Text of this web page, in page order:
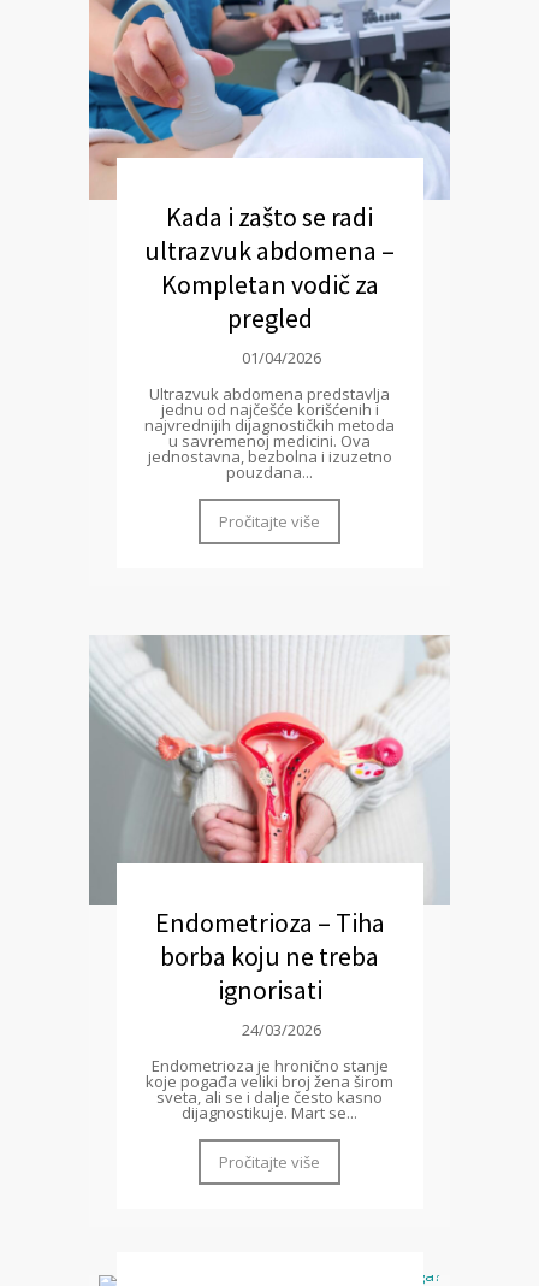
Kada i zašto se radi
ultrazvuk abdomena –
Kompletan vodič za
pregled
01/04/2026
Ultrazvuk abdomena predstavlja
jednu od najčešće korišćenih i
najvrednijih dijagnostičkih metoda
u savremenoj medicini. Ova
jednostavna, bezbolna i izuzetno
pouzdana...
Pročitajte više
Endometrioza – Tiha
borba koju ne treba
ignorisati
24/03/2026
Endometrioza je hronično stanje
koje pogađa veliki broj žena širom
sveta, ali se i dalje često kasno
dijagnostikuje. Mart se...
Pročitajte više